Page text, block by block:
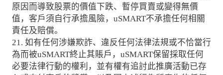
原因而導致股票的價值下跌、暫停買賣或變得無價
值，客戶須自行承擔風險，uSMART不承擔任何相關
責任及賠償。
21. 如有任何涉嫌欺詐、違反任何法律法規或不恰當行
為而被uSMART終止其賬戶，uSMART保留採取任何
必要法律行動的權利，並有權有追討此推廣活動已存